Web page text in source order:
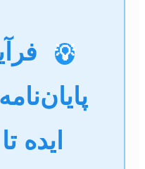
💡
ایده